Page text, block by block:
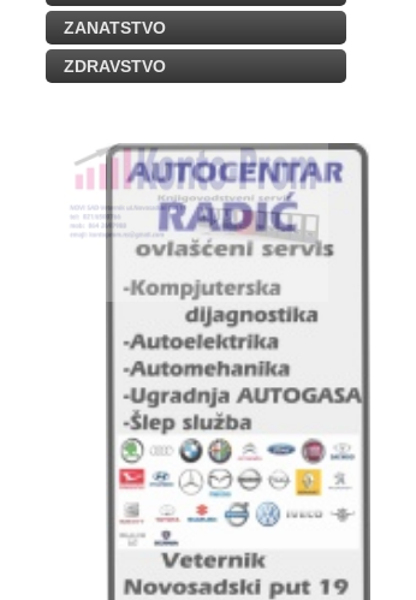
ZANATSTVO
ZDRAVSTVO